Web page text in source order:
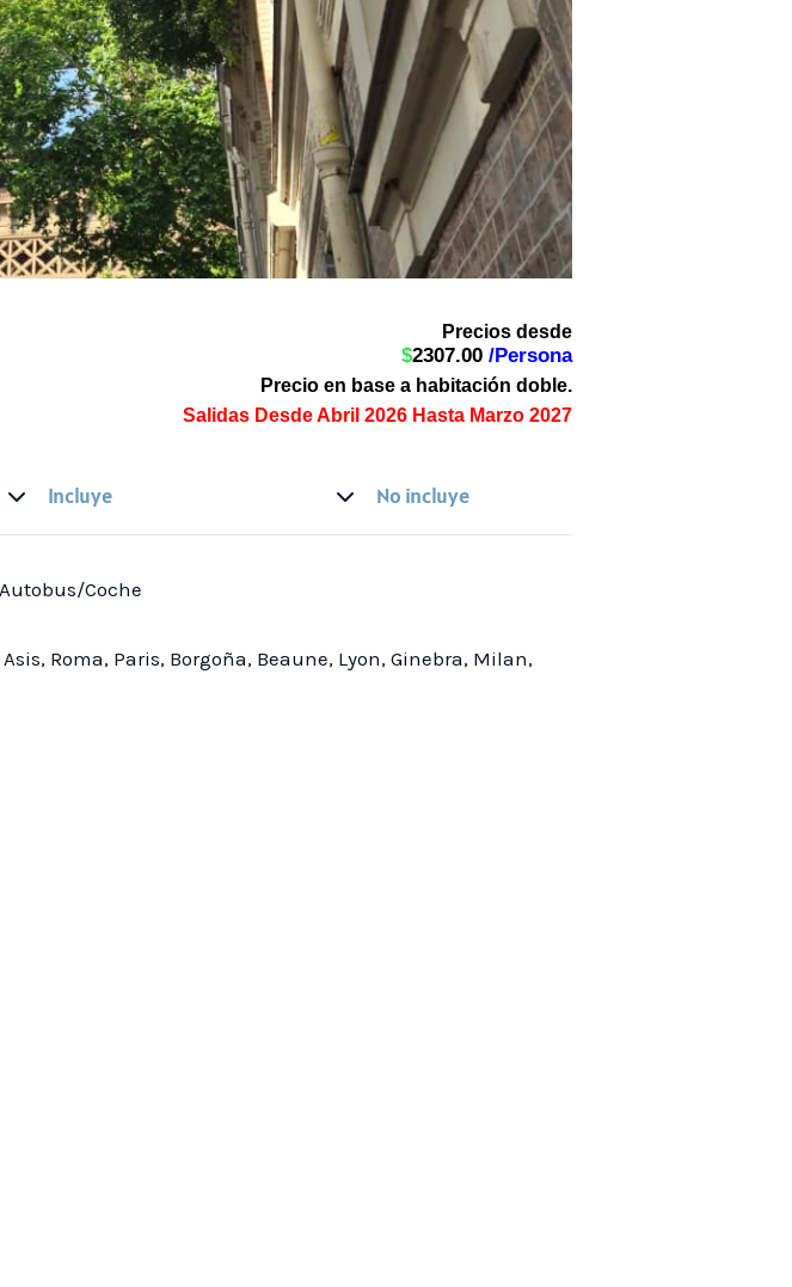
Precios desde
$2307.00 /Persona
Precio en base a habitación doble.
Salidas Desde Abril 2026 Hasta Marzo 2027
Incluye No incluye
Autobus/Coche
Roma, Paris, Borgoña, Beaune, Lyon, Ginebra, Milan,